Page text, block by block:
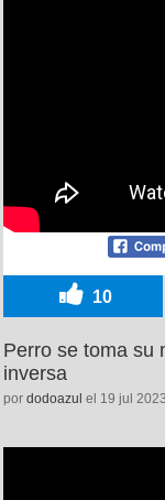
10
Perro se toma su
inversa
por dodoazul el 19 jul